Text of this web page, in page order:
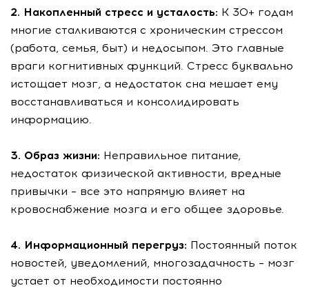
2. Накопленный стресс и усталость: К 30+ годам
многие сталкиваются с хроническим стрессом
(работа, семья, быт) и недосыпом. Это главные
враги когнитивных функций. Стресс буквально
истощает мозг, а недостаток сна мешает ему
восстанавливаться и консолидировать
информацию.
3. Образ жизни: Неправильное питание,
недостаток физической активности, вредные
привычки – все это напрямую влияет на
кровоснабжение мозга и его общее здоровье.
4. Информационный перегруз: Постоянный поток
новостей, уведомлений, многозадачность – мозг
устает от необходимости постоянно